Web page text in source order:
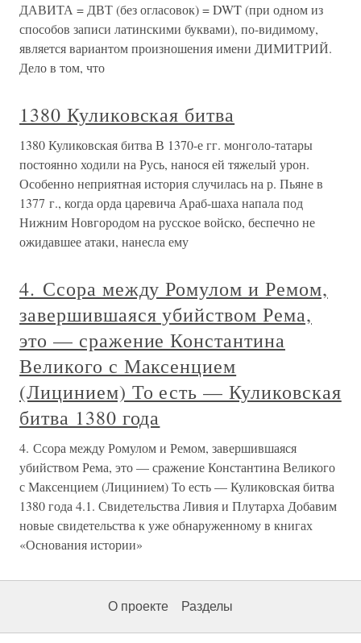
ДАВИТА = ДВТ (без огласовок) = DWT (при одном из
способов записи латинскими буквами), по-видимому,
является вариантом произношения имени ДИМИТРИЙ.
Дело в том, что
1380 Куликовская битва
1380 Куликовская битва В 1370-е гг. монголо-татары
постоянно ходили на Русь, нанося ей тяжелый урон.
Особенно неприятная история случилась на р. Пьяне в
1377 г., когда орда царевича Араб-шаха напала под
Нижним Новгородом на русское войско, беспечно не
ожидавшее атаки, нанесла ему
4. Ссора между Ромулом и Ремом,
завершившаяся убийством Рема,
это — сражение Константина
Великого с Максенцием
(Лицинием) То есть — Куликовская
битва 1380 года
4. Ссора между Ромулом и Ремом, завершившаяся
убийством Рема, это — сражение Константина Великого
с Максенцием (Лицинием) То есть — Куликовская битва
1380 года 4.1. Свидетельства Ливия и Плутарха Добавим
новые свидетельства к уже обнаруженному в книгах
«Основания истории»
О проекте Разделы